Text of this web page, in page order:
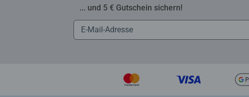
... und 5 € Gutschein sichern!